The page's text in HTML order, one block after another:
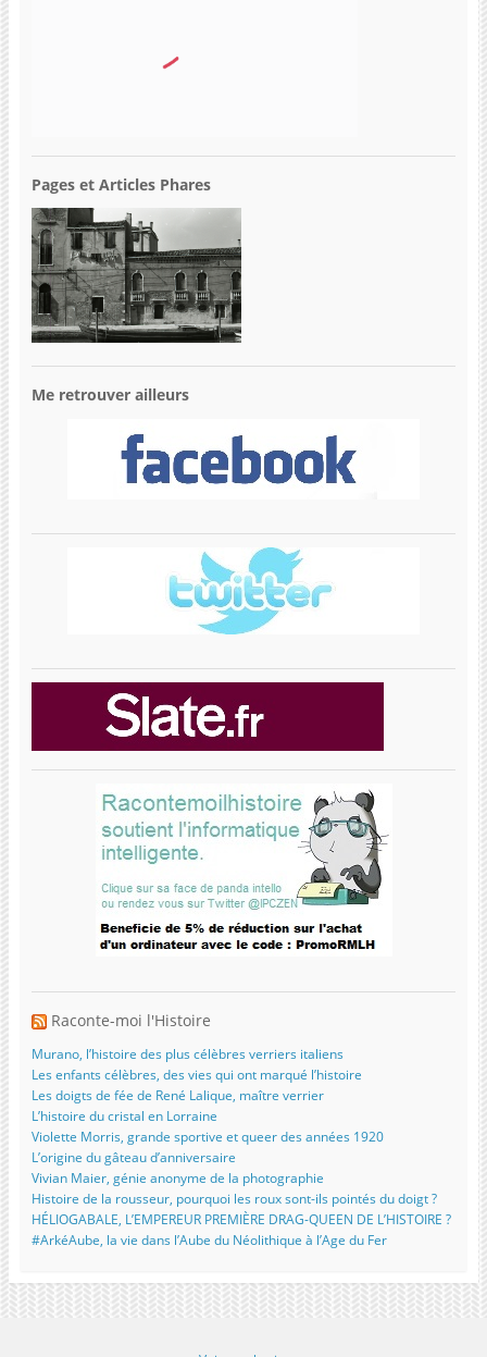
Pages et Articles Phares
Me retrouver ailleurs
Raconte-moi l'Histoire
Murano, l’histoire des plus célèbres verriers italiens
Les enfants célèbres, des vies qui ont marqué l’histoire
Les doigts de fée de René Lalique, maître verrier
L’histoire du cristal en Lorraine
Violette Morris, grande sportive et queer des années 1920
L’origine du gâteau d’anniversaire
Vivian Maier, génie anonyme de la photographie
Histoire de la rousseur, pourquoi les roux sont-ils pointés du doigt ?
HÉLIOGABALE, L’EMPEREUR PREMIÈRE DRAG-QUEEN DE L’HISTOIRE ?
#ArkéAube, la vie dans l’Aube du Néolithique à l’Age du Fer